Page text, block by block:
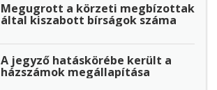
Megugrott a körzeti megbízottak
által kiszabott bírságok száma
A jegyző hatáskörébe került a
házszámok megállapítása